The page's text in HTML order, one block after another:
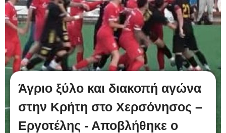
Άγριο ξύλο και διακοπή αγώνα
στην Κρήτη στο Χερσόνησος –
Εργοτέλης - Αποβλήθηκε ο